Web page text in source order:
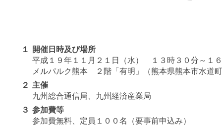
１
開催日時及び場所
平成１９年１１月２１日（水） １３時３０分～１
メルパルク熊本 ２階「有明」（熊本県熊本市水道
２ 主催
九州総合通信局、九州経済産業局
３ 参加費等
参加費無料、定員１００名（要事前申込み）